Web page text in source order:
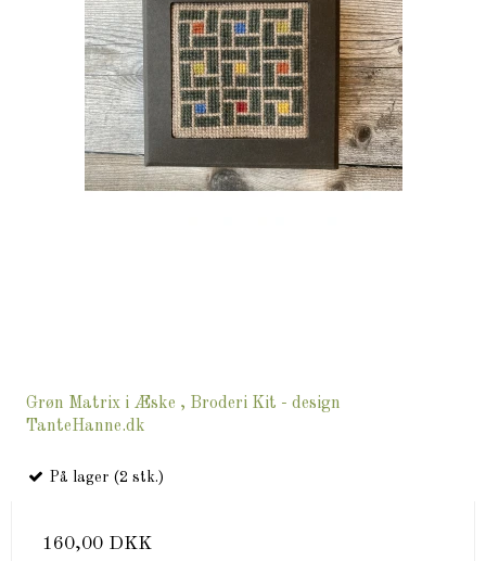
Grøn Matrix i Æske , Broderi Kit - design
TanteHanne.dk
På lager (2 stk.)
160,00 DKK